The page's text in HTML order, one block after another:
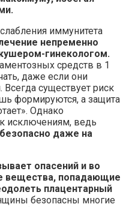
иммунитета
непременно
гинекологом.
средств в 1
даже если они
существует риск
формируются, а защита
Однако
исключениям, ведь
даже на
опасений и во
вещества, попадающие
плацентарный
безопасны многие